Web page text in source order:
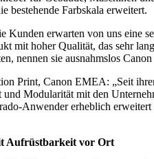
bestehende Farbskala erweitert.
erwarten von uns eine
mit hoher Qualität, das sehr
nennen sie ausnahmslos
Print, Canon EMEA: „Seit
Modularität mit den
Anwender erheblich
Aufrüstbarkeit vor Ort